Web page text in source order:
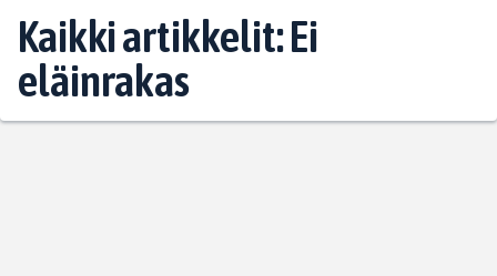
Kaikki artikkelit: Ei
eläinrakas